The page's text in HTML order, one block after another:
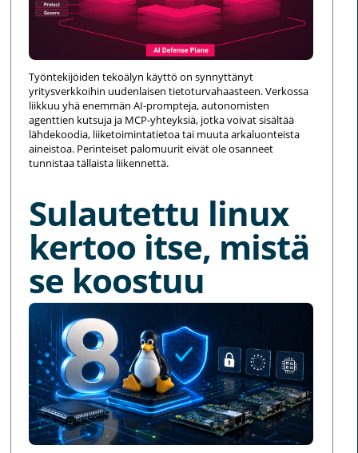
Työntekijöiden tekoälyn käyttö on synnyttänyt
yritysverkkoihin uudenlaisen tietoturvahaasteen. Verkossa
liikkuu yhä enemmän AI-prompteja, autonomisten
agenttien kutsuja ja MCP-yhteyksiä, jotka voivat sisältää
lähdekoodia, liiketoimintatietoa tai muuta arkaluonteista
aineistoa. Perinteiset palomuurit eivät ole osanneet
tunnistaa tällaista liikennettä.
Sulautettu linux
kertoo itse, mistä
se koostuu